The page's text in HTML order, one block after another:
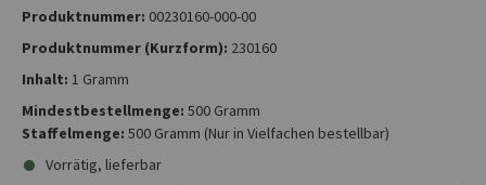
Produktnummer: 00230160-000-00
Produktnummer (Kurzform): 230160
Inhalt: 1 Gramm
Mindestbestellmenge: 500 Gramm
Staffelmenge: 500 Gramm (Nur in Vielfachen bestellbar)
Vorrätig, lieferbar